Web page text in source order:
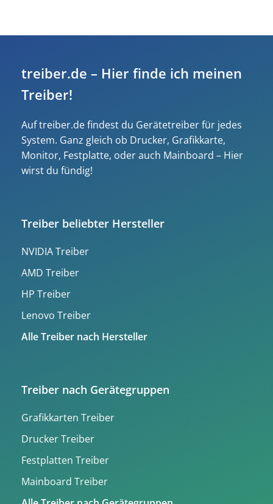
treiber.de – Hier finde ich meinen
Treiber!
Auf treiber.de findest du Gerätetreiber für jedes
System. Ganz gleich ob Drucker, Grafikkarte,
Monitor, Festplatte, oder auch Mainboard – Hier
wirst du fündig!
Treiber beliebter Hersteller
NVIDIA Treiber
AMD Treiber
HP Treiber
Lenovo Treiber
Alle Treiber nach Hersteller
Treiber nach Gerätegruppen
Grafikkarten Treiber
Drucker Treiber
Festplatten Treiber
Mainboard Treiber